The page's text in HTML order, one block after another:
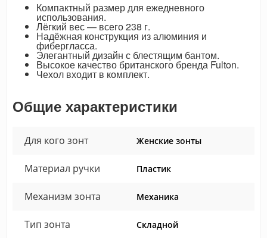
Компактный размер для ежедневного
использования.
Лёгкий вес — всего 238 г.
Надёжная конструкция из алюминия и
фибергласса.
Элегантный дизайн с блестящим бантом.
Высокое качество британского бренда Fulton.
Чехол входит в комплект.
Общие характеристики
Для кого зонт Женские зонты
Материал ручки Пластик
Механизм зонта Механика
Тип зонта Складной